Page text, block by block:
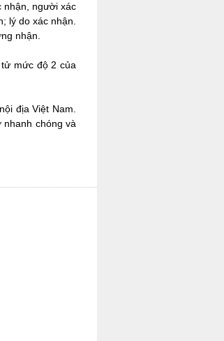
nhận, người xác
lý do xác nhận.
nhận.
mức độ 2 của
địa Việt Nam.
chóng và